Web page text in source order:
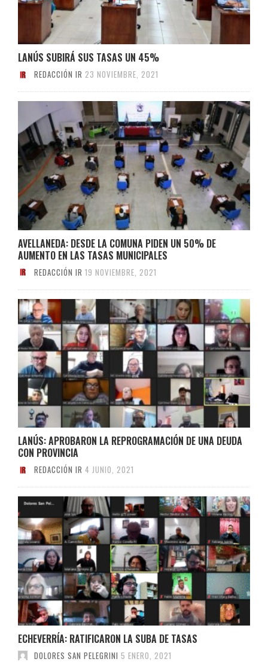
LANÚS SUBIRÁ SUS TASAS UN 45%
REDACCIÓN IR 23 NOVIEMBRE, 2021
AVELLANEDA: DESDE LA COMUNA PIDEN UN 50% DE
AUMENTO EN LAS TASAS MUNICIPALES
REDACCIÓN IR 19 NOVIEMBRE, 2021
LANÚS: APROBARON LA REPROGRAMACIÓN DE UNA DEUDA
CON PROVINCIA
REDACCIÓN IR 4 JUNIO, 2021
ECHEVERRÍA: RATIFICARON LA SUBA DE TASAS
DOLORES SAN PELEGRINI 5 ENERO, 2021